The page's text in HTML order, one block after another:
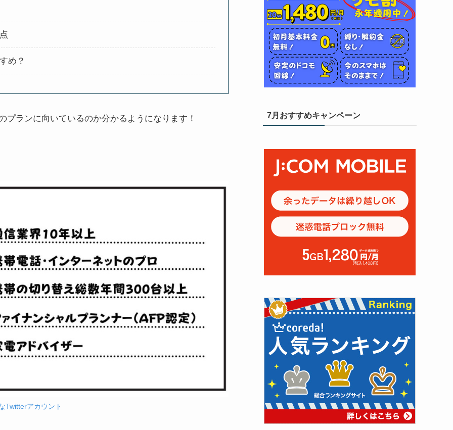
め？
ランに向いているのか分かるようになります！
Twitterアカウント
7月おすすめキャンペーン